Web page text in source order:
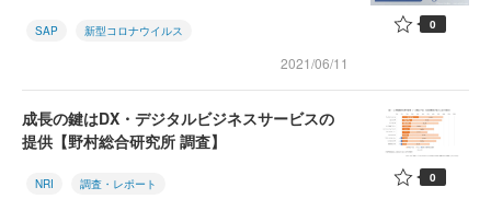
SAP 新型コロナウイルス
2021/06/11
0
成長の鍵はDX・デジタルビジネスサービスの
提供【野村総合研究所 調査】
NRI 調査・レポート 0